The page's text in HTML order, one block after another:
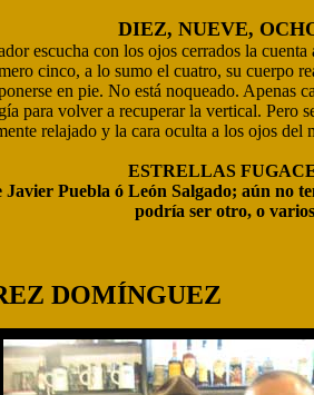
DIEZ, NUEVE,
escucha con los ojos cerrados la
cinco, a lo sumo el cuatro, su cuerpo
en pie. No está noqueado. Apenas
para volver a recuperar la vertical. Pero
relajado y la cara oculta a los ojos del
ESTRELLAS
Puebla ó León Salgado; aún no
podría ser otro, o
DOMÍNGUEZ